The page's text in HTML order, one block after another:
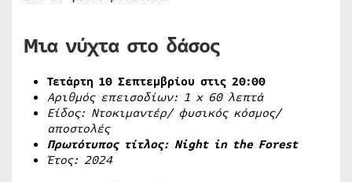
Μια νύχτα στο δάσος
Τετάρτη 10 Σεπτεμβρίου στις 20:00
Αριθμός επεισοδίων: 1 x60 λεπτά
Είδος: Ντοκιμαντέρ/ φυσικός κόσμος/
αποστολές
Πρωτότυπος τίτλος: Night in the Forest
Έτος: 2024